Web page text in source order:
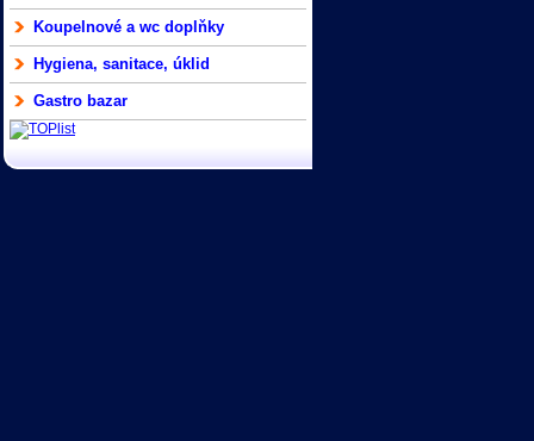
Koupelnové a wc doplňky
Hygiena, sanitace, úklid
Gastro bazar